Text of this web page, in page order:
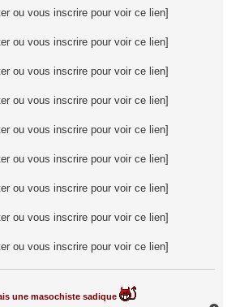
ou vous inscrire pour voir ce lien]
ou vous inscrire pour voir ce lien]
ou vous inscrire pour voir ce lien]
ou vous inscrire pour voir ce lien]
ou vous inscrire pour voir ce lien]
ou vous inscrire pour voir ce lien]
ou vous inscrire pour voir ce lien]
ou vous inscrire pour voir ce lien]
ou vous inscrire pour voir ce lien]
une masochiste sadique